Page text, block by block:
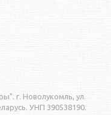
г. Новолукомль, ул.
УНП 390538190.